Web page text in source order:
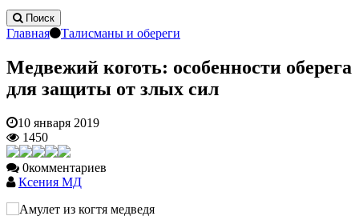
Поиск
Главная Талисманы и обереги
Медвежий коготь: особенности оберега
для защиты от злых сил
10 января 2019
1450
0комментариев
Ксения МД